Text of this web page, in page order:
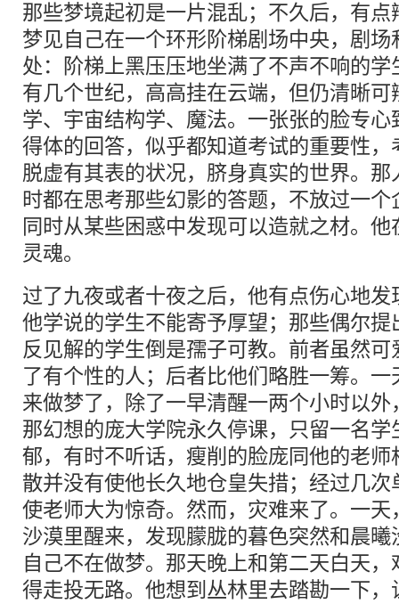
那些梦境起初是一片混乱；不久后，有
梦见自己在一个环形阶梯剧场中央，剧
处：阶梯上黑压压地坐满了不声不响的
有几个世纪，高高挂在云端，但仍清晰
学、宇宙结构学、魔法。一张张的脸专
得体的回答，似乎都知道考试的重要性
脱虚有其表的状况，脐身真实的世界。
时都在思考那些幻影的答题，不放过一
同时从某些困惑中发现可以造就之材。
灵魂。
过了九夜或者十夜之后，他有点伤心地
他学说的学生不能寄予厚望；那些偶尔
反见解的学生倒是孺子可教。前者虽然
了有个性的人；后者比他们略胜一筹。
来做梦了，除了一早清醒一两个小时以
那幻想的庞大学院永久停课，只留一名
郁，有时不听话，瘦削的脸庞同他的老
散并没有使他长久地仓皇失措；经过几
使老师大为惊奇。然而，灾难来了。一
沙漠里醒来，发现朦胧的暮色突然和晨
自己不在做梦。那天晚上和第二天白天
得走投无路。他想到丛林里去踏勘一下